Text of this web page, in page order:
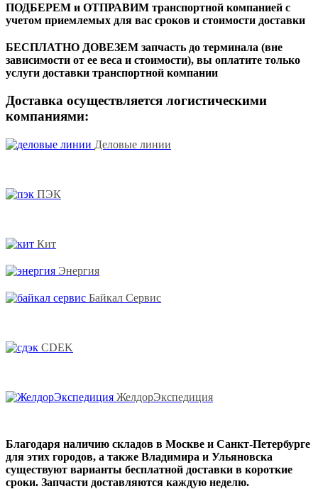
ПОДБЕРЕМ и ОТПРАВИМ транспортной компанией с
учетом приемлемых для вас сроков и стоимости доставки
БЕСПЛАТНО ДОВЕЗЕМ запчасть до терминала (вне
зависимости от ее веса и стоимости), вы оплатите только
услуги доставки транспортной компании
Доставка осуществляется логистическими
компаниями:
Деловые линии
ПЭК
Кит
Энергия
Байкал Сервис
CDEK
ЖелдорЭкспедиция
Благодаря наличию складов в Москве и Санкт-Петербурге
для этих городов, а также Владимира и Ульяновска
существуют варианты бесплатной доставки в короткие
сроки. Запчасти доставляются каждую неделю.